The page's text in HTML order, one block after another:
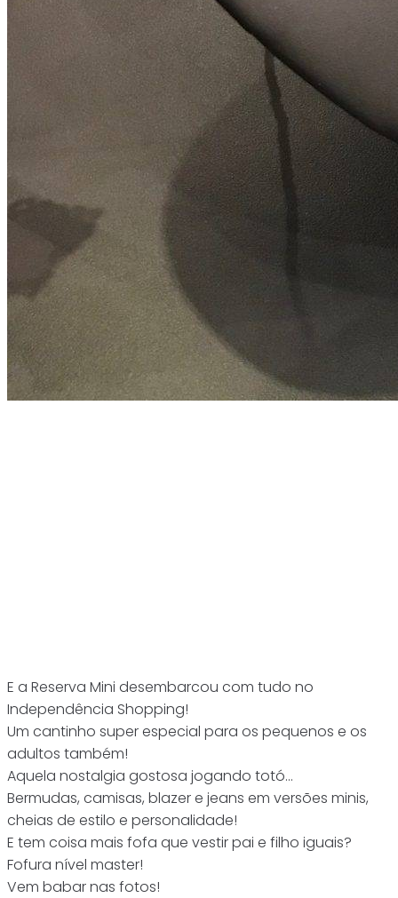
E a Reserva Mini desembarcou com tudo no
Independência Shopping!
Um cantinho super especial para os pequenos e os
adultos também!
Aquela nostalgia gostosa jogando totó…
Bermudas, camisas, blazer e jeans em versões minis,
cheias de estilo e personalidade!
E tem coisa mais fofa que vestir pai e filho iguais?
Fofura nível master!
Vem babar nas fotos!